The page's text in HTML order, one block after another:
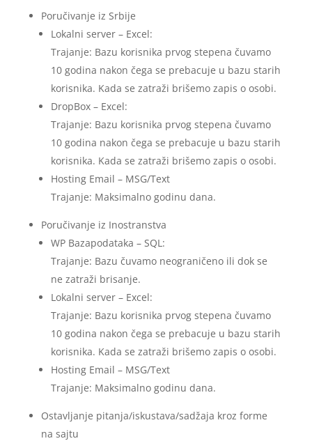
Poručivanje iz Srbije
Lokalni server – Excel:
Trajanje: Bazu korisnika prvog stepena čuvamo
10 godina nakon čega se prebacuje u bazu starih
korisnika. Kada se zatraži brišemo zapis o osobi.
DropBox – Excel:
Trajanje: Bazu korisnika prvog stepena čuvamo
10 godina nakon čega se prebacuje u bazu starih
korisnika. Kada se zatraži brišemo zapis o osobi.
Hosting Email – MSG/Text
Trajanje: Maksimalno godinu dana.
Poručivanje iz Inostranstva
WP Bazapodataka – SQL:
Trajanje: Bazu čuvamo neograničeno ili dok se
ne zatraži brisanje.
Lokalni server – Excel:
Trajanje: Bazu korisnika prvog stepena čuvamo
10 godina nakon čega se prebacuje u bazu starih
korisnika. Kada se zatraži brišemo zapis o osobi.
Hosting Email – MSG/Text
Trajanje: Maksimalno godinu dana.
Ostavljanje pitanja/iskustava/sadžaja kroz forme
na sajtu